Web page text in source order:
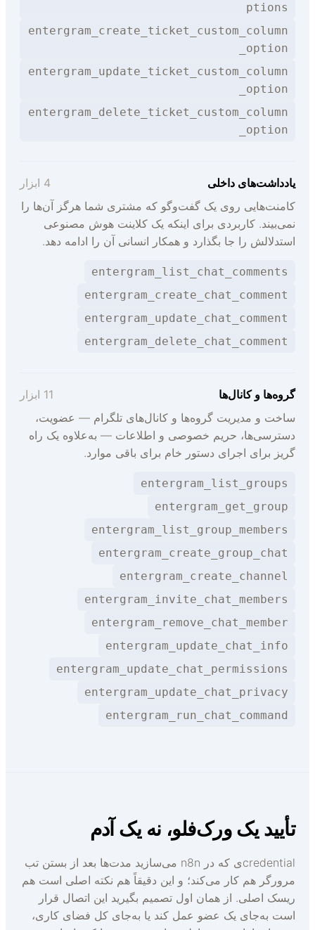
ptions
entergram_create_ticket_custom_column
_option
entergram_update_ticket_custom_column
_option
entergram_delete_ticket_custom_column
_option
داخلی
روی یک گفت‌وگو که مشتری شما هرگز آن‌ها را
کاربردی برای اینکه یک کلاینت هوش مصنوعی
را جا بگذارد و همکار انسانی آن را ادامه دهد.
entergram_list_chat_comments
entergram_create_chat_comment
entergram_update_chat_comment
entergram_delete_chat_comment
و کانال‌ها
و مدیریت گروه‌ها و کانال‌های تلگرام — عضویت،
حریم خصوصی و اطلاعات — به‌علاوه یک راه
برای اجرای دستور خام برای باقی موارد.
entergram_list_groups
entergram_get_group
entergram_list_group_members
entergram_create_group_chat
entergram_create_channel
entergram_invite_chat_members
entergram_remove_chat_member
entergram_update_chat_info
entergram_update_chat_permissions
entergram_update_chat_privacy
entergram_run_chat_command
یک ورک‌فلو، نه یک آدم
credentialی که در n8n می‌سازید مدت‌ها بعد از بستن تب
هم کار می‌کند؛ و این دقیقاً هم نکته اصلی است هم
اصلی. از همان اول تصمیم بگیرید این اتصال قرار
به‌جای یک عضو عمل کند یا به‌جای کل فضای کاری،